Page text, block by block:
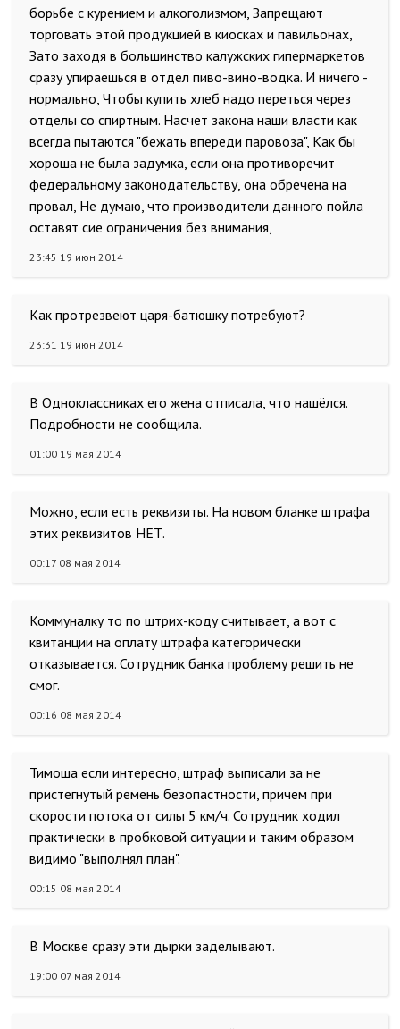
борьбе с курением и алкоголизмом, Запрещают
торговать этой продукцией в киосках и павильонах,
Зато заходя в большинство калужских гипермаркетов
сразу упираешься в отдел пиво-вино-водка. И ничего -
нормально, Чтобы купить хлеб надо переться через
отделы со спиртным. Насчет закона наши власти как
всегда пытаются "бежать впереди паровоза", Как бы
хороша не была задумка, если она противоречит
федеральному законодательству, она обречена на
провал, Не думаю, что производители данного пойла
оставят сие ограничения без внимания,
23:45 19 июн 2014
Как протрезвеют царя-батюшку потребуют?
23:31 19 июн 2014
В Одноклассниках его жена отписала, что нашёлся.
Подробности не сообщила.
01:00 19 мая 2014
Можно, если есть реквизиты. На новом бланке штрафа
этих реквизитов НЕТ.
00:17 08 мая 2014
Коммуналку то по штрих-коду считывает, а вот с
квитанции на оплату штрафа категорически
отказывается. Сотрудник банка проблему решить не
смог.
00:16 08 мая 2014
Тимоша если интересно, штраф выписали за не
пристегнутый ремень безопастности, причем при
скорости потока от силы 5 км/ч. Сотрудник ходил
практически в пробковой ситуации и таким образом
видимо "выполнял план".
00:15 08 мая 2014
В Москве сразу эти дырки заделывают.
19:00 07 мая 2014